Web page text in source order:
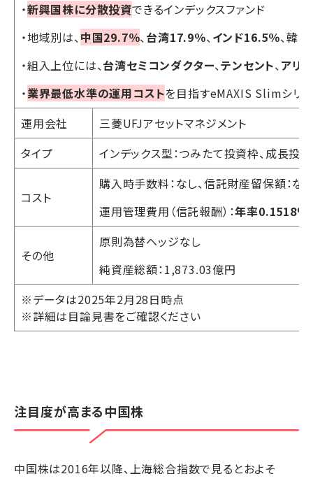
・新興国株に分散投資できるインデックスファンド
・地域別は、中国29.7％、台湾17.9％、インド16.5％、韓
・組入上位には、台湾セミコンダクター、テンセント、アリ
・業界最低水準の運用コストを目指すeMAXIS Slimシリ
運用会社
三菱UFJアセットマネジメント
タイプ
インデックス型：つみたて投資枠、成長投
コスト
購入時手数料：なし、信託財産留保額：な
運用管理費用（信託報酬）：年率0.1518％
その他
原則為替ヘッジなし
純資産総額：1,873.03億円
※データは2025年2月28日時点
※詳細は目論見書をご確認ください
注目度が高まる中国株
中国株は2016年以降、上海総合指数で見るとおよそ